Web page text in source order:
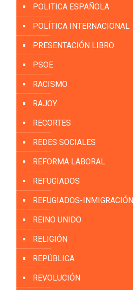
POLITICA ESPAÑOLA
POLÍTICA INTERNACIONAL
PRESENTACIÓN LIBRO
PSOE
RACISMO
RAJOY
RECORTES
REDES SOCIALES
REFORMA LABORAL
REFUGIADOS
REFUGIADOS-INMIGRACIÓN
REINO UNIDO
RELIGIÓN
REPÚBLICA
REVOLUCIÓN